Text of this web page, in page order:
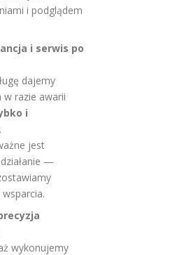
i podglądem
i serwis po
dajemy
w razie awarii
i
.
jest
—
wykonujemy